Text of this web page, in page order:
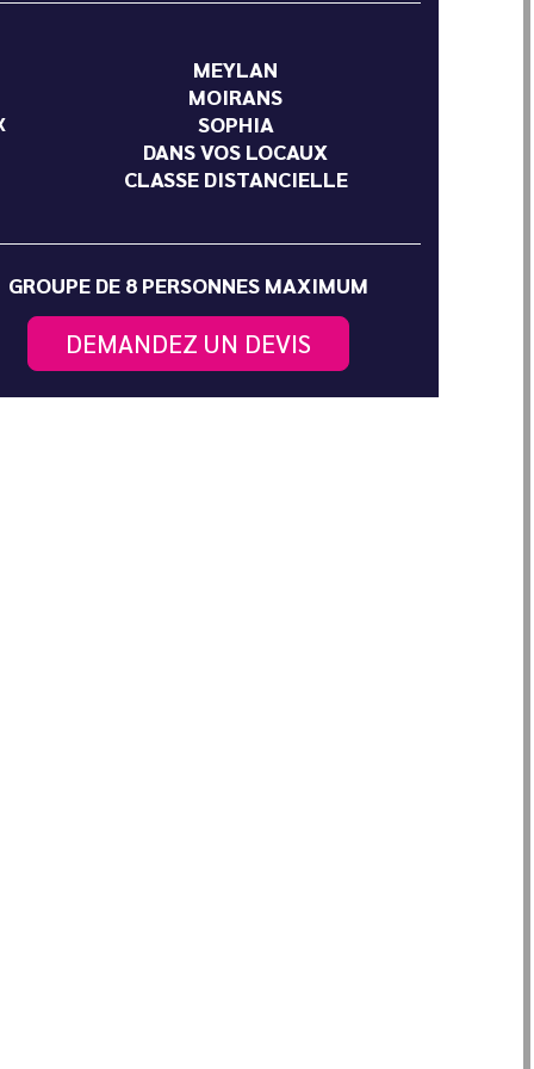
MEYLAN
MOIRANS
SOPHIA
DANS VOS LOCAUX
CLASSE DISTANCIELLE
GROUPE DE 8 PERSONNES MAXIMUM
DEMANDEZ UN DEVIS